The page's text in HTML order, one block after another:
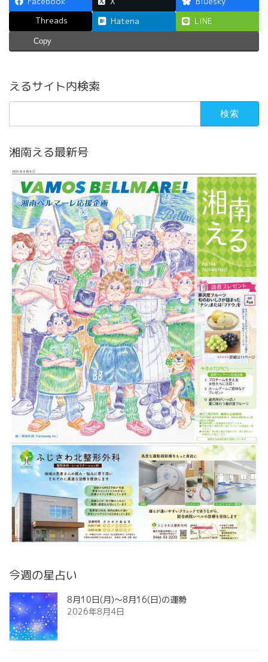
Threads
Hatena LINE
Copy
えるサイト内検索
湘南える最新号
今週の星占い
8月10日(月)～8月16(日)の運勢
2026年8月4日